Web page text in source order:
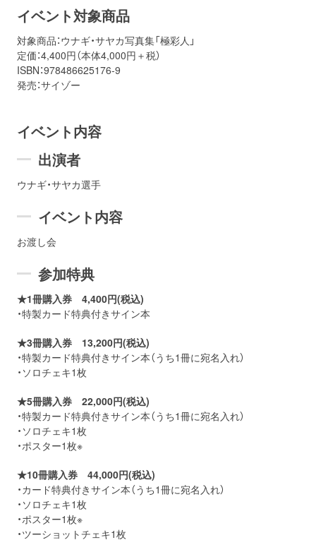
イベント対象商品
対象商品：ウナギ・サヤカ写真集「極彩人」
定価：4,400円（本体4,000円＋税）
ISBN：978486625176‐9
発売：サイゾー
イベント内容
出演者
ウナギ・サヤカ選手
イベント内容
お渡し会
参加特典
★1冊購入券 4,400円(税込)
・特製カード特典付きサイン本
★3冊購入券 13,200円(税込)
・特製カード特典付きサイン本（うち1冊に宛名入れ）
・ソロチェキ1枚
★5冊購入券 22,000円(税込)
・特製カード特典付きサイン本（うち1冊に宛名入れ）
・ソロチェキ1枚
・ポスター1枚※
★10冊購入券 44,000円(税込)
・カード特典付きサイン本（うち1冊に宛名入れ）
・ソロチェキ1枚
・ポスター1枚※
・ツーショットチェキ1枚